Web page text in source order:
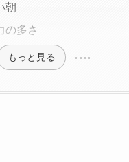
朝
の多さ
もっと見る